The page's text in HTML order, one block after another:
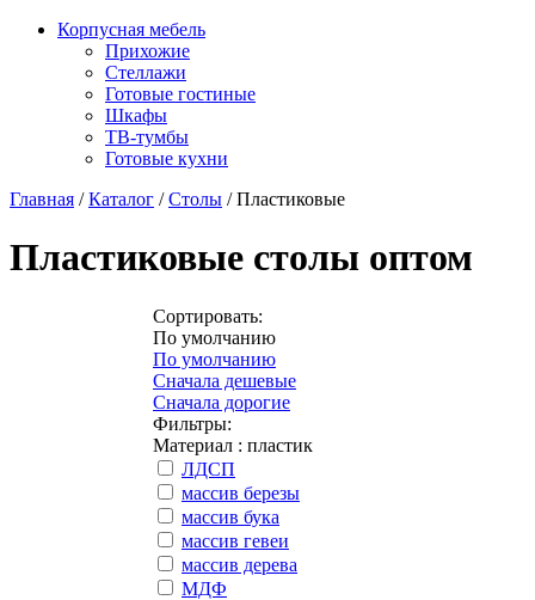
Корпусная мебель
Прихожие
Стеллажи
Готовые гостиные
Шкафы
ТВ-тумбы
Готовые кухни
Главная /Каталог /Столы /Пластиковые
Пластиковые столы оптом
Сортировать:
По умолчанию
По умолчанию
Сначала дешевые
Сначала дорогие
Фильтры:
Материал : пластик
ЛДСП
массив березы
массив бука
массив гевеи
массив дерева
МДФ